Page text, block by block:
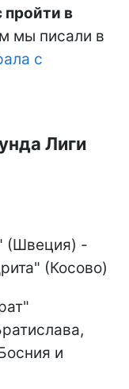
в
мы писали в
с
Лиги
(Швеция) -
(Косово)
и